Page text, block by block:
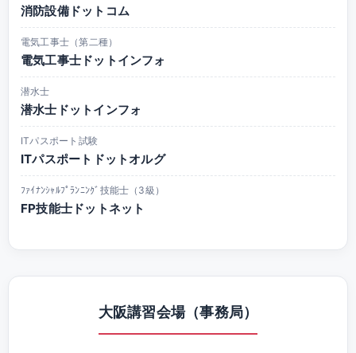
消防設備ドットコム
電気工事士（第二種）
電気工事士ドットインフォ
潜水士
潜水士ドットインフォ
ITパスポート試験
ITパスポートドットオルグ
ﾌｧｲﾅﾝｼｬﾙﾌﾟﾗﾝﾆﾝｸﾞ技能士（3級）
FP技能士ドットネット
大阪講習会場（事務局）